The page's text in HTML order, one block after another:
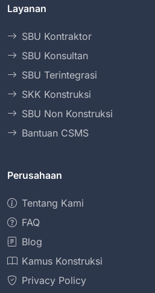
Layanan
SBU Kontraktor
SBU Konsultan
SBU Terintegrasi
SKK Konstruksi
SBU Non Konstruksi
Bantuan CSMS
Perusahaan
Tentang Kami
FAQ
Blog
Kamus Konstruksi
Privacy Policy